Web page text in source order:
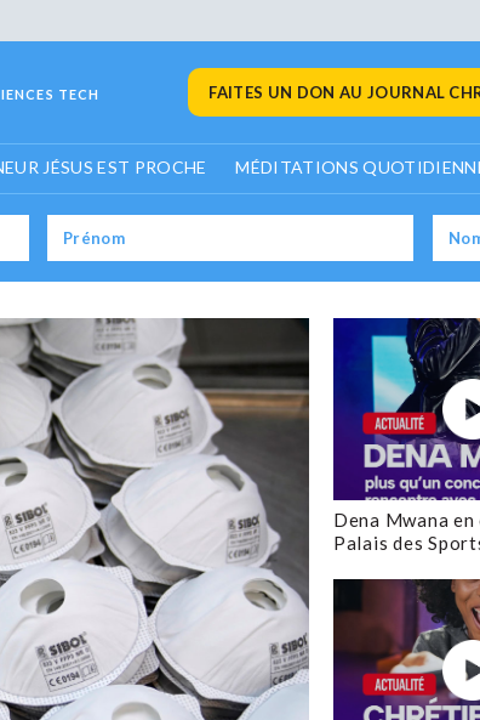
TECH FAITES UN DON AU JOURNAL
JÉSUS EST PROCHE MÉDITATIONS
Dena Mwana
Palais des